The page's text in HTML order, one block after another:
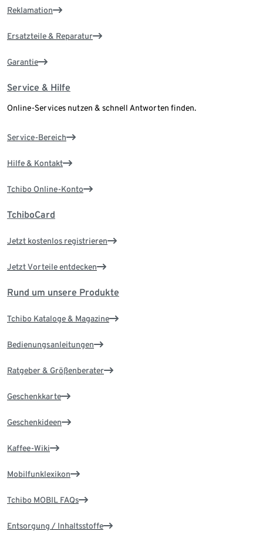
Reklamation
Ersatzteile & Reparatur
Garantie
Service & Hilfe
Online-Services nutzen & schnell Antworten finden.
Service-Bereich
Hilfe & Kontakt
Tchibo Online-Konto
TchiboCard
Jetzt kostenlos registrieren
Jetzt Vorteile entdecken
Rund um unsere Produkte
Tchibo Kataloge & Magazine
Bedienungsanleitungen
Ratgeber & Größenberater
Geschenkkarte
Geschenkideen
Kaffee-Wiki
Mobilfunklexikon
Tchibo MOBIL FAQs
Entsorgung / Inhaltsstoffe